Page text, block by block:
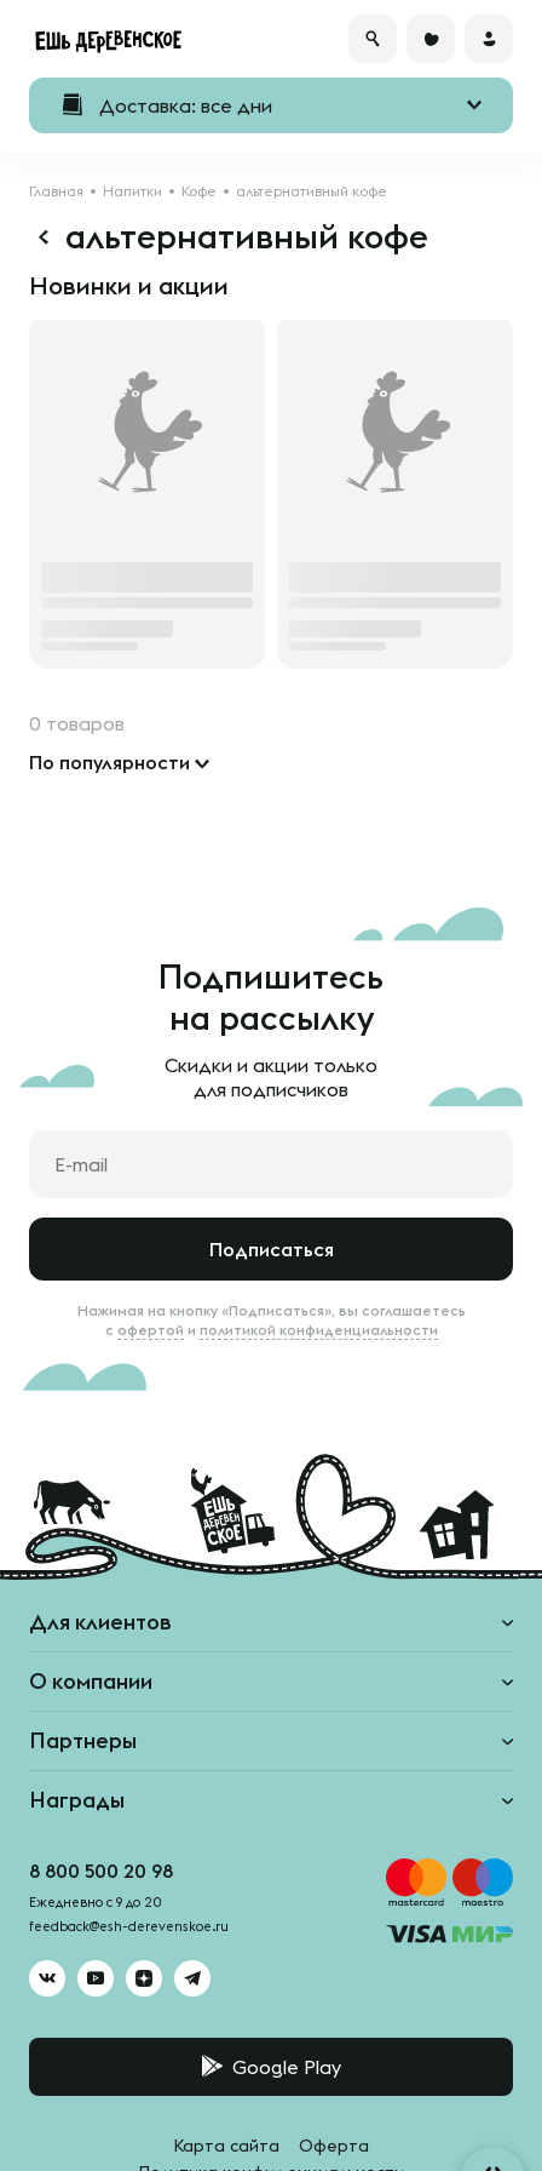
Доставка: все дни
Главная Напитки Кофе альтернативный кофе
альтернативный кофе
Новинки и акции
0 товаров
По популярности
Подпишитесь
на рассылку
Скидки и акции только
для подписчиков
Подписаться
Нажимая на кнопку «Подписаться», вы соглашаетесь
с офертой и политикой конфиденциальности
Для клиентов
О компании
Партнеры
Награды
8 800 500 20 98
Ежедневно с 9 до 20
feedback@esh-derevenskoe.ru
Google Play
Карта сайта
Оферта